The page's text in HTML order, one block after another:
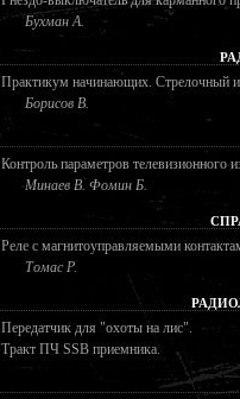
Бухман А.
Практикум начинающих. Стрелочный
Борисов В.
Контроль параметров телевизионного
Минаев В. Фомин Б.
Реле с магнитоуправляемыми
Томас Р.
Передатчик для "охоты на лис".
Тракт ПЧ SSB приемника.